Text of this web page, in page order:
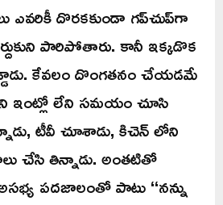
దొరకకుండా గప్‌చుప్‌గా
పారిపోతారు. కానీ ఇక్కడొక
కేవలం దొంగతనం చేయడమే
లేని సమయం చూసి
టీవీ చూశాడు, కిచెన్ లోని
చేసి తిన్నాడు. అంతటితో
పదజాలంతో పాటు ‘‘నన్ను